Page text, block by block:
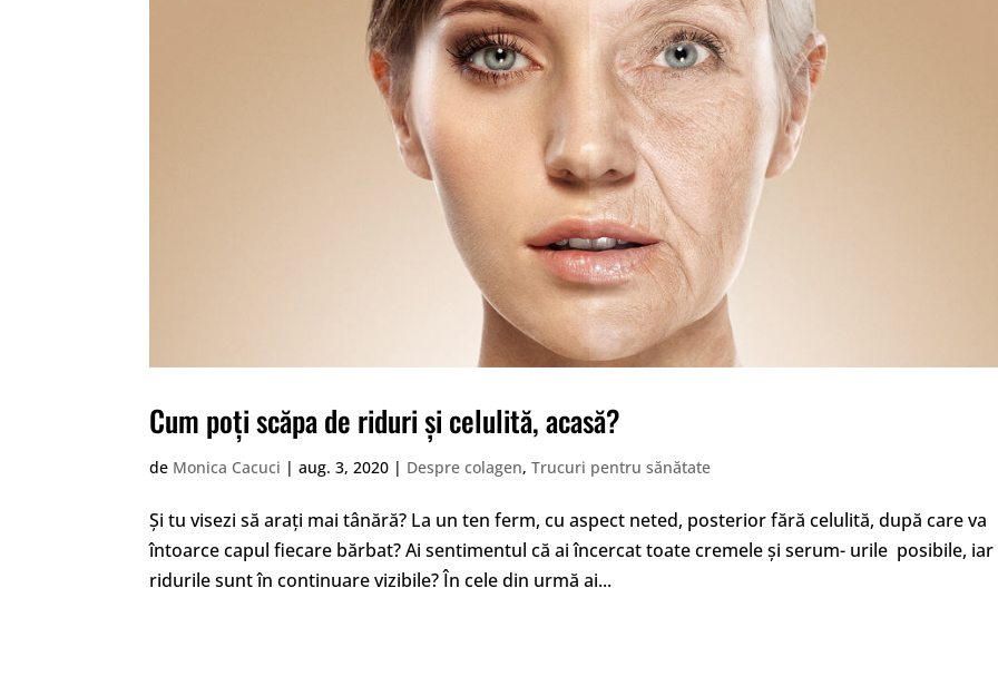
Cum poți scăpa de riduri și celulită, acasă?
de Monica Cacuci |aug. 3, 2020 | Despre colagen,Trucuri pentru sănătate
Și tu visezi să arați mai tânără? La un ten ferm, cu aspect neted, posterior fără celulită, după care va
întoarce capul fiecare bărbat? Ai sentimentul că ai încercat toate cremele și serum- urile posibile, iar
ridurile sunt în continuare vizibile? În cele din urmă ai...